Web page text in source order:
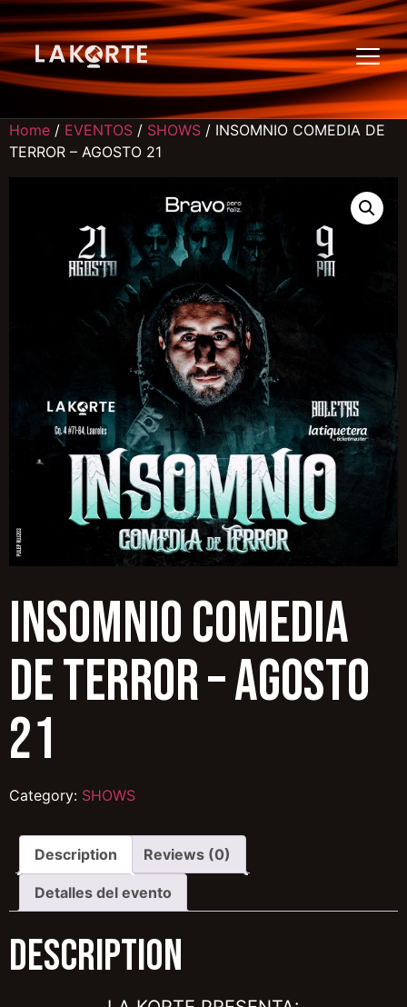
Home / EVENTOS / SHOWS / INSOMNIO COMEDIA DE
TERROR – AGOSTO 21
INSOMNIO COMEDIA
DE TERROR – AGOSTO
21
Category: SHOWS
Description Reviews (0)
Detalles del evento
Description